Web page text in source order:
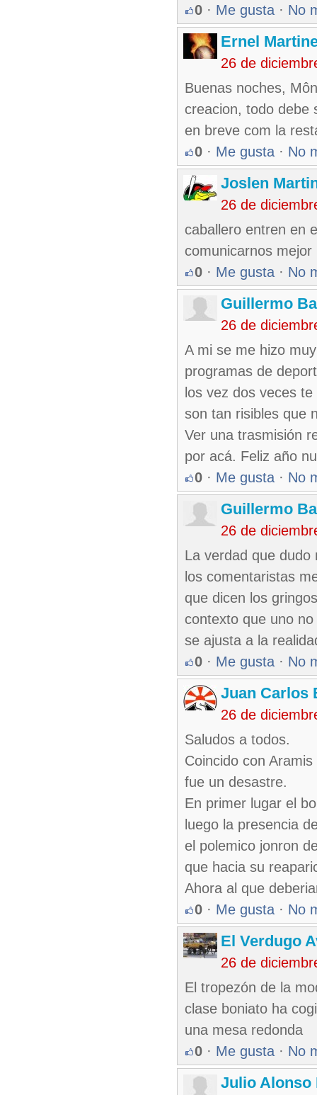
0 · Me gusta · No
Ernel
26 de
Buenas noches,
creacion, todo debe
en breve com la
0 · Me gusta · No
Joslen
26 de
caballero entren en
comunicarnos mejor
0 · Me gusta · No
Guillermo
26 de
A mi se me hizo
programas de
los vez dos veces
son tan risibles que
Ver una trasmisión
por acá. Feliz año
0 · Me gusta · No
Guillermo
26 de
La verdad que dudo
los comentaristas
que dicen los
contexto que uno
se ajusta a la
0 · Me gusta · No
Juan Carlos
26 de
Saludos a todos.
Coincido con
fue un desastre.
En primer lugar el
luego la presencia
el polemico jonron
que hacia su
Ahora al que
0 · Me gusta · No
El Verdugo
26 de
El tropezón de la
clase boniato ha
una mesa redonda
0 · Me gusta · No
Julio Alonso